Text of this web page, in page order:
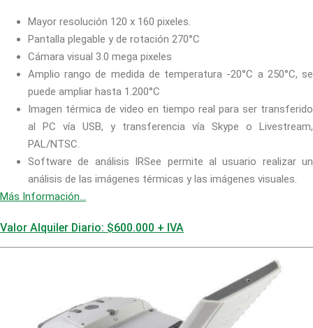
Mayor resolución 120 x 160 pixeles.
Pantalla plegable y de rotación 270°C
Cámara visual 3.0 mega pixeles
Amplio rango de medida de temperatura -20°C a 250°C, se
puede ampliar hasta 1.200°C
Imagen térmica de video en tiempo real para ser transferido
al PC vía USB, y transferencia vía Skype o Livestream,
PAL/NTSC.
Software de análisis IRSee permite al usuario realizar un
análisis de las imágenes térmicas y las imágenes visuales.
Más Información…
Valor Alquiler Diario: $600.000 + IVA